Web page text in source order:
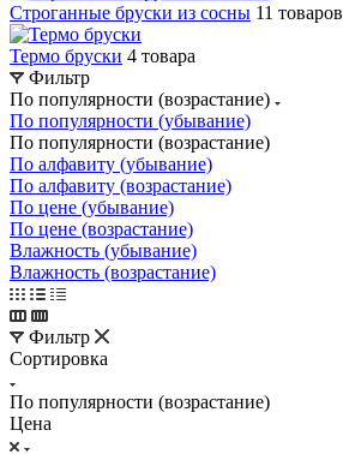
Строганные бруски из сосны 11 товаров
Термо бруски 4 товара
Фильтр
По популярности (возрастание)
По популярности (убывание)
По популярности (возрастание)
По алфавиту (убывание)
По алфавиту (возрастание)
По цене (убывание)
По цене (возрастание)
Влажность (убывание)
Влажность (возрастание)
Фильтр
Сортировка
По популярности (возрастание)
Цена